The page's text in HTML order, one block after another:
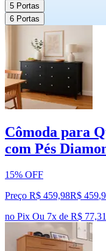
5 Portas
6 Portas
Cômoda para
com Pés
15% OFF
Preço R$ 459,98R$ 459,
no Pix Ou 7x de R$